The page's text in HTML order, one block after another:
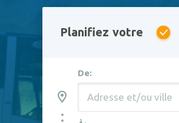
Planifiez votre
De: